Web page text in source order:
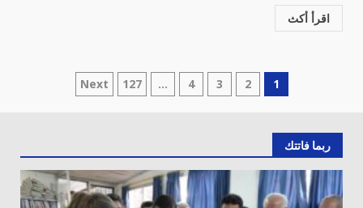
اقرأ أكث
تعدد
المقالات
1
2
3
4
…
127
Next
ربما فاتتك